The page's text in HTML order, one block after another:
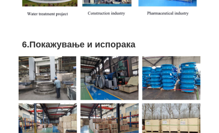
6.Покажување и испорака